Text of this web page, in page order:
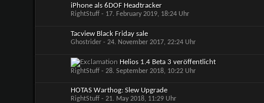
iPhone als 6DOF Headtracker
RightStuff- 17. February 2019, 18:24 Uhr
Tacview Black Friday sale
Ghostrider- 24. November 2017, 22:24 Uhr
Helios 1.4 Beta 3 veröffentlicht
RightStuff- 28. September 2018, 10:22 Uhr
HOTAS Warthog: Slew Upgrade
RightStuff- 21. May 2018, 11:29 Uhr